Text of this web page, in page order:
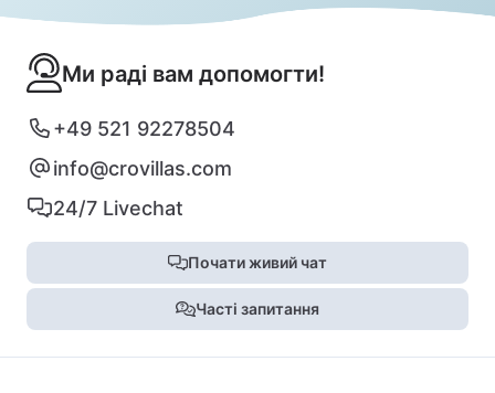
Ми раді вам допомогти!
+49 521 92278504
info@crovillas.com
24/7 Livechat
Почати живий чат
Часті запитання